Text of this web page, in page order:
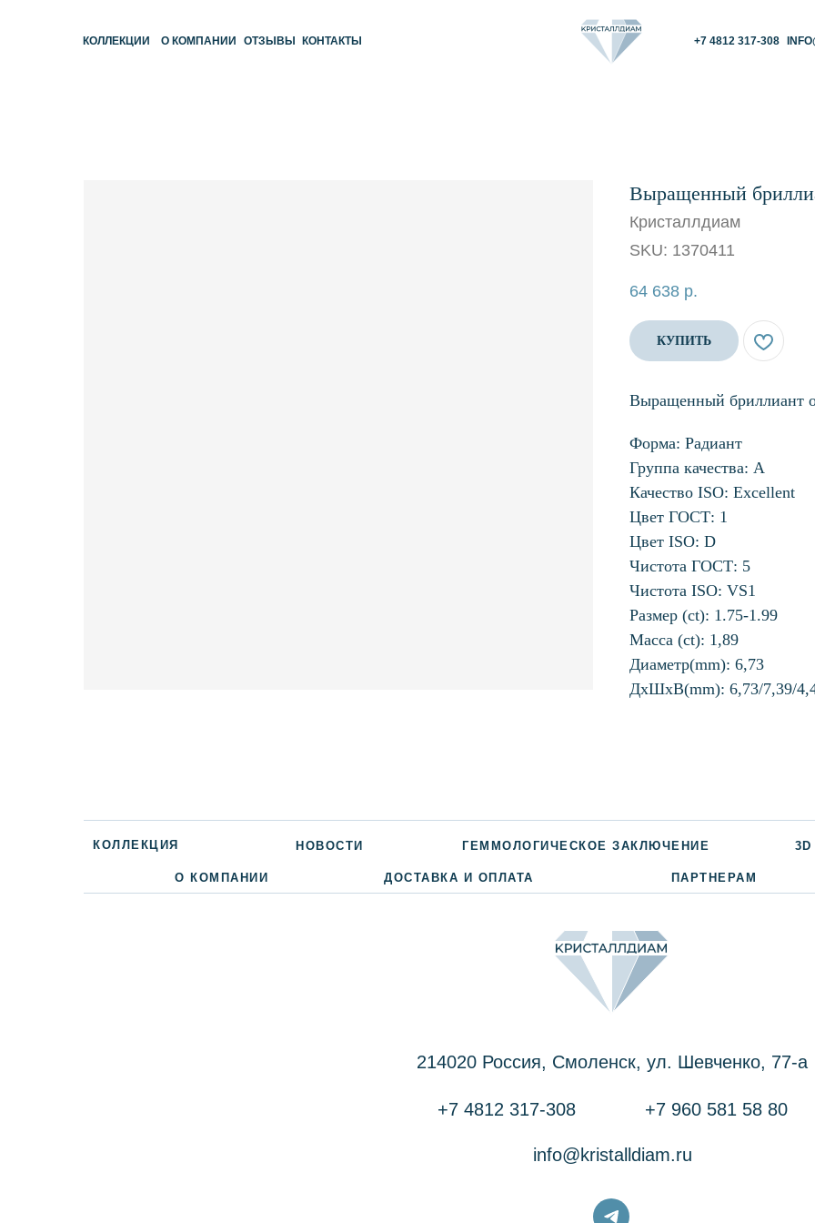
КОЛЛЕКЦИИ О КОМПАНИИ ОТЗЫВЫ КОНТАКТЫ +7 4812 317-308
Выращенный
Кристаллдиам
SKU: 1370411
64 638 р.
КУПИТЬ
Выращенный бриллиант
Форма: Радиант
Группа качества: А
Качество ISO: Excellent
Цвет ГОСТ: 1
Цвет ISO: D
Чистота ГОСТ: 5
Чистота ISO: VS1
Размер (ct): 1.75-1.99
Масса (ct): 1,89
Диаметр(mm): 6,73
ДхШхВ(mm): 6,73/7,39/
info@kristalldiam.ru
214020 Россия, Смоленск, ул. Шевченко, 77-a
+7 4812 317-308 +7 960 581 58 80
КОЛЛЕКЦИЯ НОВОСТИ
О КОМПАНИИ ДОСТАВКА И ОПЛАТА ПАРТНЕРАМ
ГЕММОЛОГИЧЕСКОЕ ЗАКЛЮЧЕНИЕ